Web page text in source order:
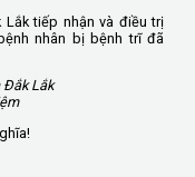
Lắk tiếp nhận và điều trị
nhân bị bệnh trĩ đã
Đắk Lắk